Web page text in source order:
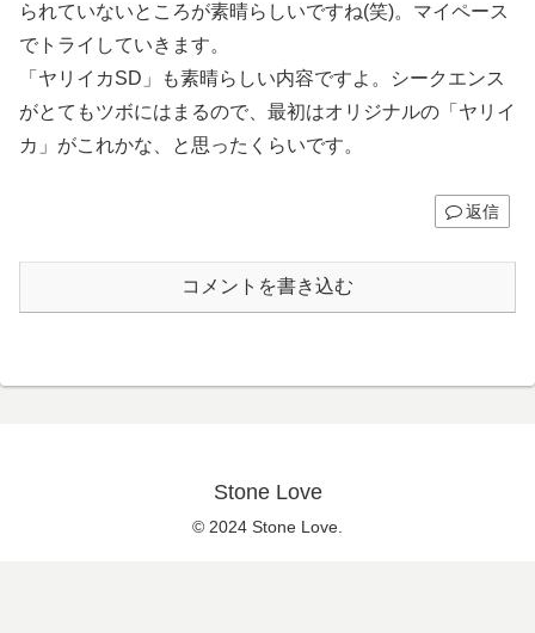
られていないところが素晴らしいですね(笑)。マイペース
でトライしていきます。
「ヤリイカSD」も素晴らしい内容ですよ。シークエンス
がとてもツボにはまるので、最初はオリジナルの「ヤリイ
カ」がこれかな、と思ったくらいです。
返信
コメントを書き込む
Stone Love
© 2024 Stone Love.